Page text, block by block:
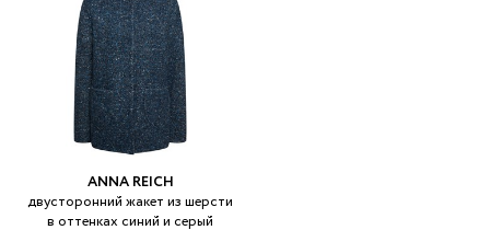
ANNA REICH
двусторонний жакет из шерсти
в оттенках синий и серый